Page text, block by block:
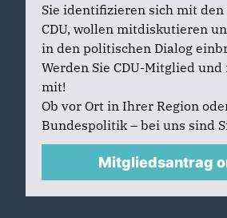
Sie identifizieren sich mit den
CDU, wollen mitdiskutieren
in den politischen Dialog
Werden Sie CDU-Mitglied und
mit!
Ob vor Ort in Ihrer Region
Bundespolitik – bei uns sind
Mitgliedsantrag